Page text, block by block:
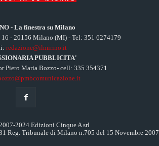
- La finestra su Milano
16 - 20156 Milano (MI) - Tel: 351 6274179
redazione@ilmirino.it
PUBBLICITA'
Piero Maria Bozzo- cell: 335 354371
2024 Edizioni Cinque A srl
Reg. Tribunale di Milano n.705 del 15 Novembre 2007